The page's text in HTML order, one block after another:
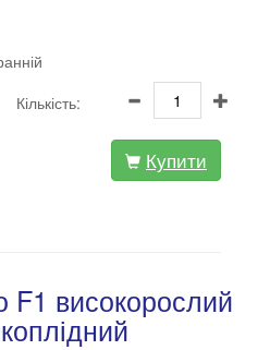
Кількість:
Купити
F1 високорослий